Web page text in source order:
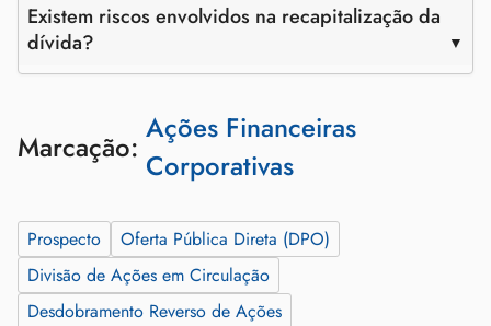
Existem riscos envolvidos na recapitalização da
dívida?
Marcação: Ações Financeiras
Corporativas
Prospecto
Oferta Pública Direta (DPO)
Divisão de Ações em Circulação
Desdobramento Reverso de Ações